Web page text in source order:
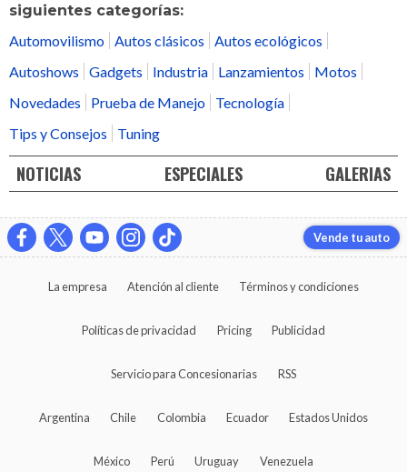
siguientes categorías:
Automovilismo Autos clásicos
Autos ecológicos
Autoshows
Gadgets Industria Lanzamientos
Motos
Novedades
Prueba de Manejo
Tecnología
Tips y Consejos
Tuning
NOTICIAS ESPECIALES GALERIAS
Vende tu auto
La empresa Atención al cliente Términos y condiciones
Políticas de privacidad Pricing Publicidad
Servicio para Concesionarias RSS
Argentina Chile Colombia Ecuador Estados Unidos
México Perú Uruguay Venezuela